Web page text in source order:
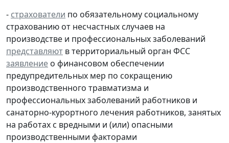
- страхователи по обязательному социальному
страхованию от несчастных случаев на
производстве и профессиональных заболеваний
представляют в территориальный орган ФСС
заявление о финансовом обеспечении
предупредительных мер по сокращению
производственного травматизма и
профессиональных заболеваний работников и
санаторно-курортного лечения работников, занятых
на работах с вредными и (или) опасными
производственными факторами